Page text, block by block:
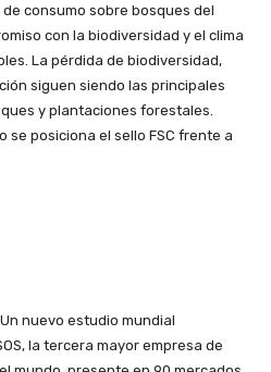
consumo sobre bosques del
con la biodiversidad y el clima
La pérdida de biodiversidad,
siguen siendo las principales
y plantaciones forestales.
se posiciona el sello FSC frente a
nuevo estudio mundial
la tercera mayor empresa de